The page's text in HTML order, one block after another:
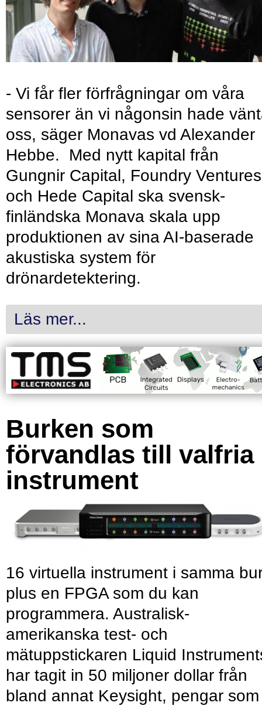
- Vi får fler förfrågningar om våra
sensorer än vi någonsin hade
oss, säger Monavas vd Alexander
Hebbe. Med nytt kapital från
Gungnir Capital, Foundry Ventures
och Hede Capital ska svensk-
finländska Monava skala upp
produktionen av sina AI-baserade
akustiska system för
drönardetektering.
Läs mer...
Burken som
förvandlas till valfria
instrument
16 virtuella instrument i samma
plus en FPGA som du kan
programmera. Australisk-
amerikanska test- och
mätuppstickaren Liquid
har tagit in 50 miljoner dollar från
bland annat Keysight, pengar som